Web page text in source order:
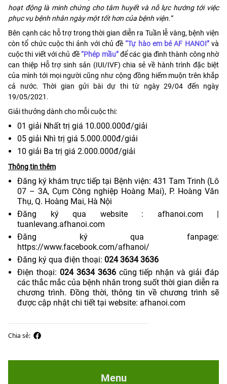
hoạt động là minh chứng cho tâm huyết và nỗ lực hướng tới việc
phục vụ bệnh nhân ngày một tốt hơn của bệnh viện.”
Bên cạnh các hỗ trợ trong thời gian diễn ra Tuần lễ vàng, bệnh viện
còn tổ chức cuộc thi ảnh với chủ đề“Tự hào em bé AF HANOI”và
cuộc thi viết với chủ đề“Phép mầu”để các gia đình thành công nhờ
can thiệp Hỗ trợ sinh sản (IUI/IVF) chia sẻ về hành trình đặc biệt
của mình tới mọi người cũng như cộng đồng hiếm muộn trên khắp
cả nước. Thời gian gửi bài dự thi từ ngày 29/04 đến ngày
19/05/2021.
Giải thưởng dành cho mỗi cuộc thi:
01 giải Nhất trị giá 10.000.000đ/giải
05 giải Nhì trị giá 5.000.000đ/giải
10 giải Ba trị giá 2.000.000đ/giải
Thông tin thêm
Đăng ký khám trực tiếp tại Bệnh viện: 431 Tam Trinh (Lô
07 – 3A, Cụm Công nghiệp Hoàng Mai), P. Hoàng Văn
Thụ, Q. Hoàng Mai, Hà Nội
Đăng ký qua website : afhanoi.com |
tuanlevang.afhanoi.com
Đăng ký qua fanpage:
https://www.facebook.com/afhanoi/
Đăng ký qua điện thoại: 024 3634 3636
Điện thoại: 024 3634 3636cũng tiếp nhận và giải đáp
các thắc mắc của bệnh nhân trong suốt thời gian diễn ra
chương trình. Đồng thời, thông tin về chương trình sẽ
được cập nhật chi tiết tại website: afhanoi.com
Chia sẻ:
Menu